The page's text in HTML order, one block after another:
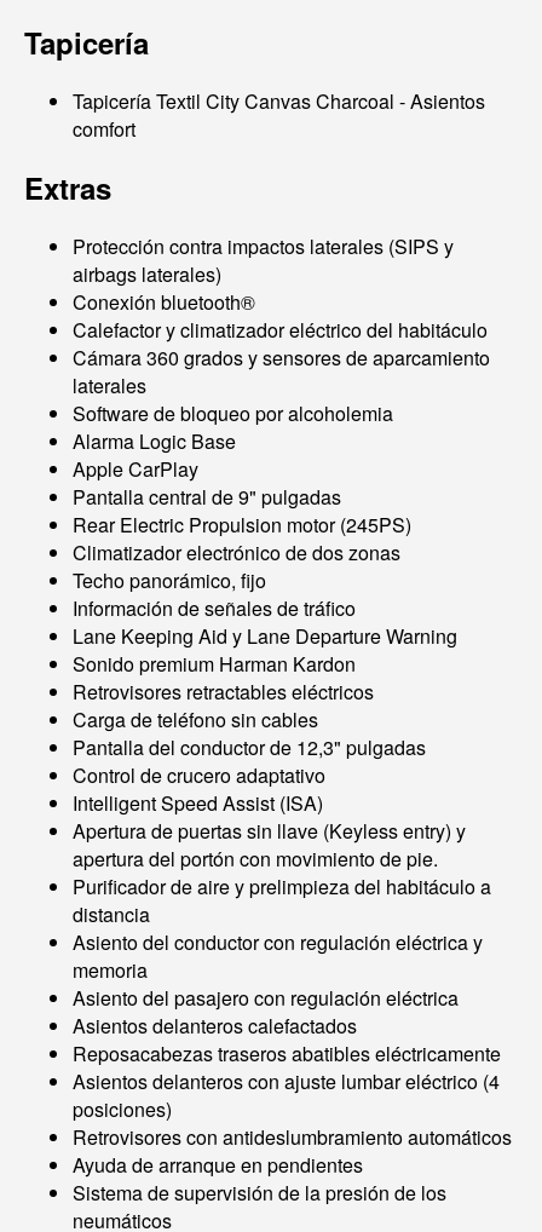
Tapicería
Tapicería Textil City Canvas Charcoal - Asientos
comfort
Extras
Protección contra impactos laterales (SIPS y
airbags laterales)
Conexión bluetooth®
Calefactor y climatizador eléctrico del habitáculo
Cámara 360 grados y sensores de aparcamiento
laterales
Software de bloqueo por alcoholemia
Alarma Logic Base
Apple CarPlay
Pantalla central de 9" pulgadas
Rear Electric Propulsion motor (245PS)
Climatizador electrónico de dos zonas
Techo panorámico, fijo
Información de señales de tráfico
Lane Keeping Aid y Lane Departure Warning
Sonido premium Harman Kardon
Retrovisores retractables eléctricos
Carga de teléfono sin cables
Pantalla del conductor de 12,3" pulgadas
Control de crucero adaptativo
Intelligent Speed Assist (ISA)
Apertura de puertas sin llave (Keyless entry) y
apertura del portón con movimiento de pie.
Purificador de aire y prelimpieza del habitáculo a
distancia
Asiento del conductor con regulación eléctrica y
memoria
Asiento del pasajero con regulación eléctrica
Asientos delanteros calefactados
Reposacabezas traseros abatibles eléctricamente
Asientos delanteros con ajuste lumbar eléctrico (4
posiciones)
Retrovisores con antideslumbramiento automáticos
Ayuda de arranque en pendientes
Sistema de supervisión de la presión de los
neumáticos